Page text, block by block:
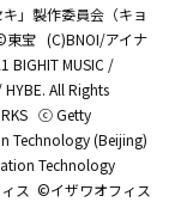
」製作委員会（キョ
東宝 (C)BNOI/アイナ
BIGHIT MUSIC /
All Rights
ⓒ Getty
Technology (Beijing)
Technology
ス ©イザワオフィス